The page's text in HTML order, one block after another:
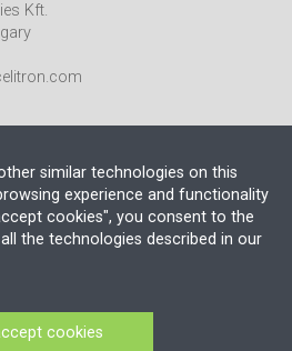
Kft.
de Plantas
13-09-106318 (Budapest Környéki
similar technologies on this
experience and functionality
cookies", you consent to the
the technologies described in our
cookies